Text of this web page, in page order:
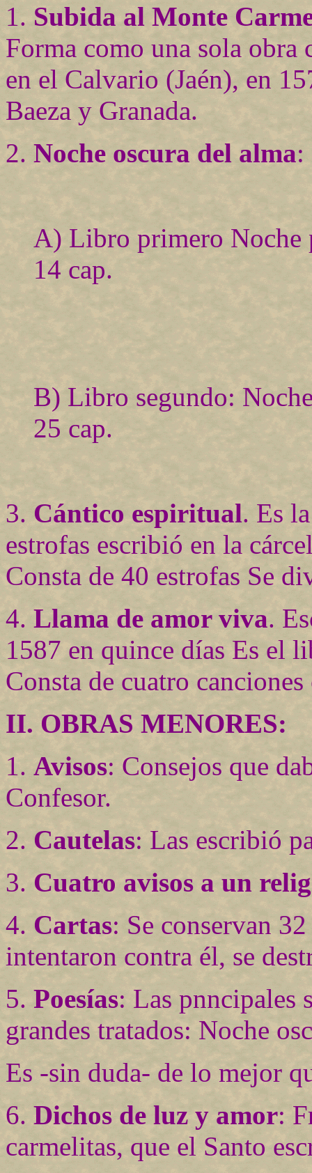
1. Subida al Monte
Forma como una sola obra
en el Calvario (Jaén), en
Baeza y Granada.
2. Noche oscura del alma:
A) Libro primero Noche
14 cap.
B) Libro segundo:
25 cap.
3. Cántico espiritual. Es
estrofas escribió en la
Consta de 40 estrofas Se
4. Llama de amor viva.
1587 en quince días Es el
Consta de cuatro
II. OBRAS MENORES:
1. Avisos: Consejos que
Confesor.
2. Cautelas: Las escribió
3. Cuatro avisos a un
4. Cartas: Se conservan
intentaron contra él, se
5. Poesías: Las pnncipales
grandes tratados: Noche
Es -sin duda- de lo mejor
6. Dichos de luz y amor:
carmelitas, que el Santo